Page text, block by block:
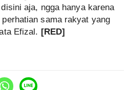
aja, ngga hanya karena
sama rakyat yang
Efizal. [RED]